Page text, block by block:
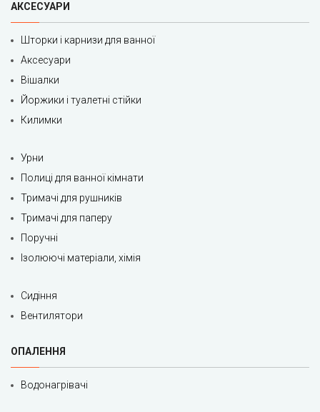
АКСЕСУАРИ
Шторки і карнизи для ванної
Аксесуари
Вішалки
Йоржики і туалетні стійки
Килимки
Урни
Полиці для ванної кімнати
Тримачі для рушників
Тримачі для паперу
Поручні
Ізолюючі матеріали, хімія
Сидіння
Вентилятори
ОПАЛЕННЯ
Водонагрівачі